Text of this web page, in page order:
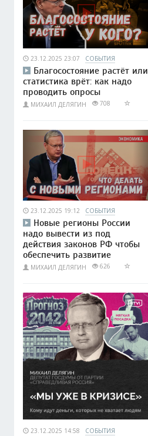
23.12.2025 23:07 СОБЫТИЯ
Благосостояние растёт или
статистика врёт: как надо
проводить опросы
МИХАИЛ ДЕЛЯГИН 708
23.12.2025 19:12 СОБЫТИЯ
Новые регионы России
надо вывести из под
действия законов РФ чтобы
обеспечить развитие
МИХАИЛ ДЕЛЯГИН 626
23.12.2025 14:58 СОБЫТИЯ